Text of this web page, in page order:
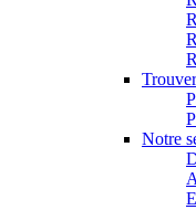
Notre